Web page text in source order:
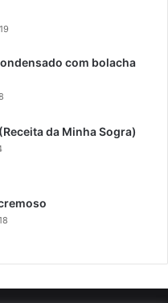
com bolacha
da Minha Sogra)